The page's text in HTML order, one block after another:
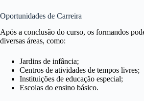
Oportunidades de Carreira
Após a conclusão do curso, os formandos
diversas áreas, como:
Jardins de infância;
Centros de atividades de tempos livres;
Instituições de educação especial;
Escolas do ensino básico.